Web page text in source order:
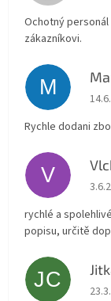
Ochotný
zákazníkovi.
M
Rychle dodani
V
rychlé a
popisu, určitě
JC